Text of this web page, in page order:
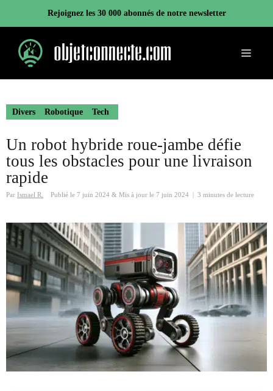
contenu
Rejoignez les 30 000 abonnés de notre newsletter
Menu
Divers Robotique Tech
Un robot hybride roue-jambe défie
tous les obstacles pour une livraison
rapide
Par Ismael R. Publié le 7 juin 2024 & Mis à jour le 7 juin 2024 3 minutes de lecture